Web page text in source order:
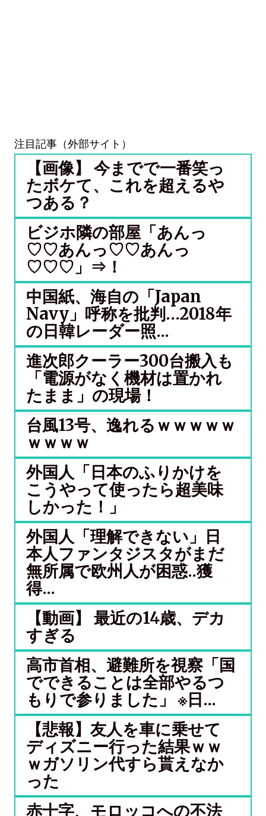
注目記事（外部サイト）
【画像】 今までで一番笑っ
たボケて、これを超えるや
つある？
ビジホ隣の部屋「あんっ
♡♡あんっ♡♡あんっ
♡♡♡」⇒！
中国紙、海自の「Japan
Navy」呼称を批判…2018年
の日韓レーダー照...
進次郎クーラー300台搬入も
「電源がなく機材は置かれ
たまま」の現場！
台風13号、逸れるｗｗｗｗｗ
ｗｗｗｗ
外国人「日本のふりかけを
こうやって使ったら超美味
しかった！」
外国人「理解できない」日
本人ファンタジスタがまだ
無所属で欧州人が困惑..獲
得...
【動画】 最近の14歳、デカ
すぎる
高市首相、避難所を視察「国
でできることは全部やるつ
もりで参りました」 ※日...
【悲報】友人を車に乗せて
ディズニー行った結果ｗｗ
ｗガソリン代すら貰えなか
った
赤十字、モロッコへの不法